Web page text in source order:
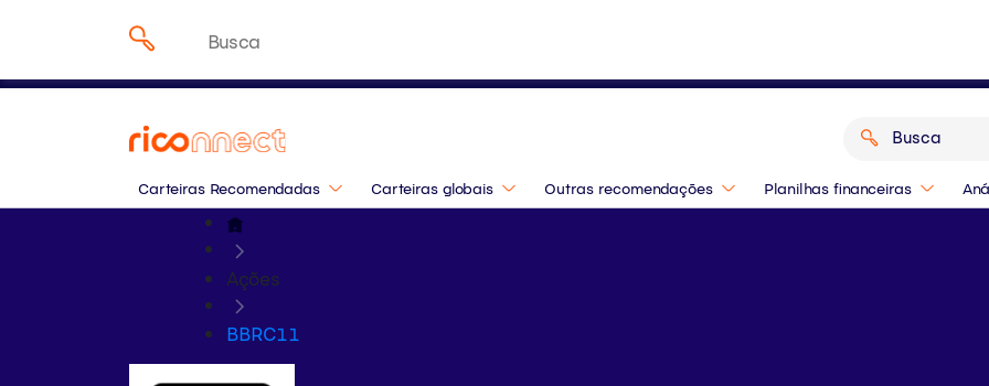
Pesquisar
Carteiras Recomendadas Carteiras globais Outras recomendações Planilhas financeiras
Ações
BBRC11